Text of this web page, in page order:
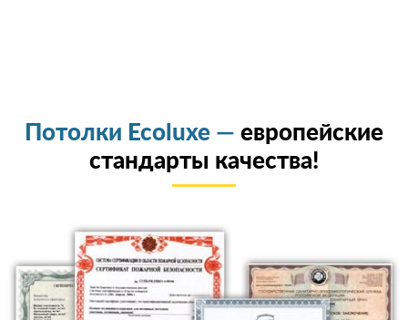
Потолки Ecoluxe — европейские
стандарты качества!